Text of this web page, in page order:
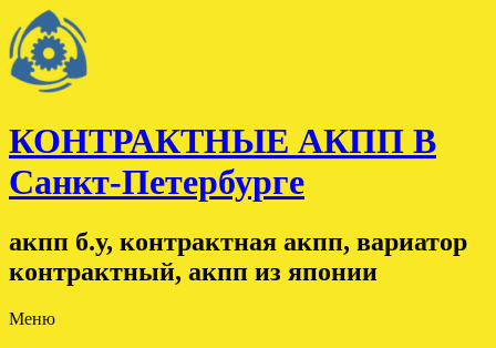
КОНТРАКТНЫЕ АКПП В
Санкт-Петербурге
акпп б.у, контрактная акпп, вариатор
контрактный, акпп из японии
Меню